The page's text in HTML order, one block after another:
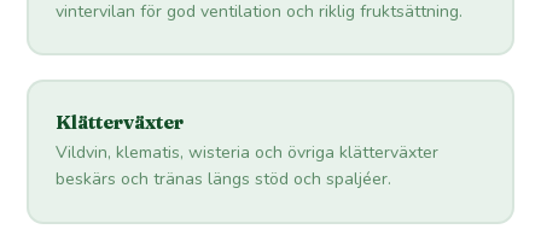
vintervilan för god ventilation och riklig fruktsättning.
Klätterväxter
Vildvin, klematis, wisteria och övriga klätterväxter
beskärs och tränas längs stöd och spaljéer.